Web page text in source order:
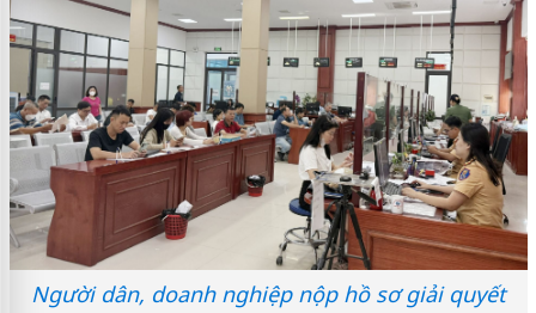
Người dân, doanh nghiệp nộp hồ sơ giải quyết